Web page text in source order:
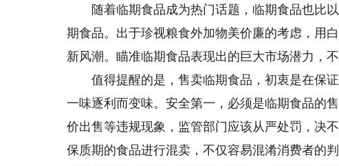
随着临期食品成为热门话题，临期食品也比以
期食品。出于珍视粮食外加物美价廉的考虑，用
新风潮。瞄准临期食品表现出的巨大市场潜力，
值得提醒的是，售卖临期食品，初衷是在保证
一味逐利而变味。安全第一，必须是临期食品的
价出售等违规现象，监管部门应该从严处罚，决
保质期的食品进行混卖，不仅容易混淆消费者的